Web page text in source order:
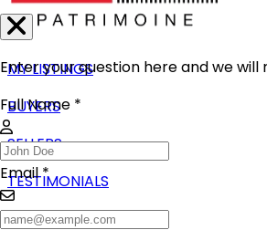
MY LISTINGS
BUYERS
SELLERS
TESTIMONIALS
BLOG
Enter your question here and we
Full Name *
Email *